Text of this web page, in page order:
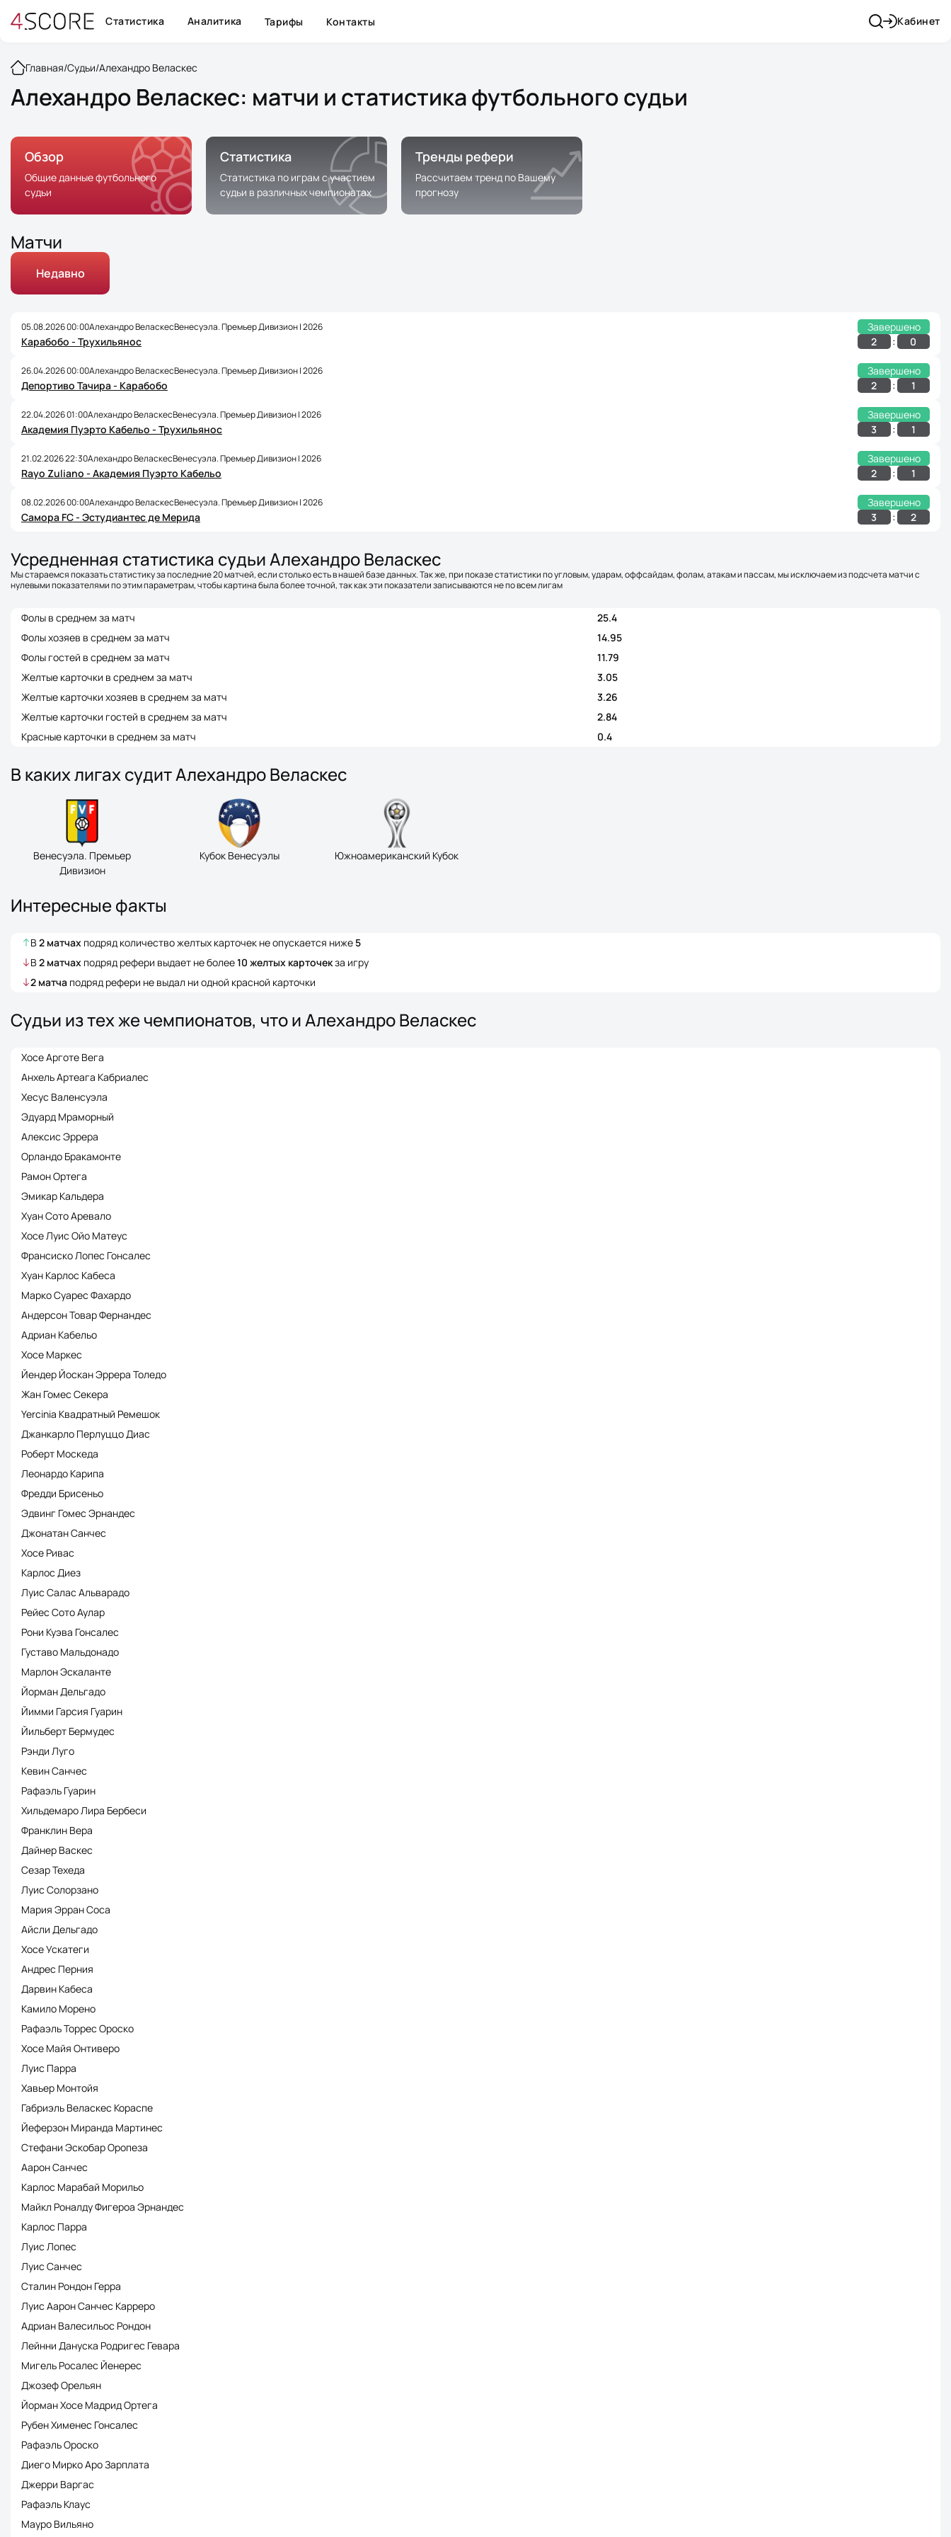
Статистика Аналитика Тарифы Контакты Кабинет
Главная/Судьи/Алехандро Веласкес
Алехандро Веласкес: матчи и статистика футбольного судьи
Обзор
Общие данные футбольного
судьи
Статистика
Статистика по играм с участием
судьи в различных чемпионатах
Тренды рефери
Рассчитаем тренд по Вашему
прогнозу
Матчи
Недавно
05.08.2026 00:00Алехандро ВеласкесВенесуэла. Премьер Дивизион | 2026
Завершено
Карабобо - Трухильянос
2 : 0
26.04.2026 00:00Алехандро ВеласкесВенесуэла. Премьер Дивизион | 2026
Завершено
Депортиво Тачира - Карабобо
2 : 1
22.04.2026 01:00Алехандро ВеласкесВенесуэла. Премьер Дивизион | 2026
Завершено
Академия Пуэрто Кабельо - Трухильянос
3 : 1
21.02.2026 22:30Алехандро ВеласкесВенесуэла. Премьер Дивизион | 2026
Завершено
Rayo Zuliano - Академия Пуэрто Кабельо
2 : 1
08.02.2026 00:00Алехандро ВеласкесВенесуэла. Премьер Дивизион | 2026
Завершено
Самора FC - Эстудиантес де Мерида
3 : 2
Усредненная статистика судьи Алехандро Веласкес
Мы стараемся показать статистику за последние 20 матчей, если столько есть в нашей базе данных. Так же, при показе статистики по угловым, ударам, оффсайдам, фолам, атакам и пассам, мы исключаем из подсчета матчи с
нулевыми показателями по этим параметрам, чтобы картина была более точной, так как эти показатели записываются не по всем лигам
Фолы в среднем за матч
25.4
Фолы хозяев в среднем за матч
14.95
Фолы гостей в среднем за матч
11.79
Желтые карточки в среднем за матч
3.05
Желтые карточки хозяев в среднем за матч
3.26
Желтые карточки гостей в среднем за матч
2.84
Красные карточки в среднем за матч
0.4
В каких лигах судит Алехандро Веласкес
Венесуэла. Премьер
Дивизион
Кубок Венесуэлы Южноамериканский Кубок
Интересные факты
В2 матчах подряд количество желтых карточек не опускается ниже 5
В2 матчах подряд рефери выдает не более10 желтых карточекза игру
2 матча подряд рефери не выдал ни одной красной карточки
Судьи из тех же чемпионатов, что и Алехандро Веласкес
Хосе Арготе Вега
Анхель Артеага Кабриалес
Хесус Валенсуэла
Эдуард Мраморный
Алексис Эррера
Орландо Бракамонте
Рамон Ортега
Эмикар Кальдера
Хуан Сото Аревало
Хосе Луис Ойо Матеус
Франсиско Лопес Гонсалес
Хуан Карлос Кабеса
Марко Суарес Фахардо
Андерсон Товар Фернандес
Адриан Кабельо
Хосе Маркес
Йендер Йоскан Эррера Толедо
Жан Гомес Секера
Yercinia Квадратный Ремешок
Джанкарло Перлуццо Диас
Роберт Москеда
Леонардо Карипа
Фредди Брисеньо
Эдвинг Гомес Эрнандес
Джонатан Санчес
Хосе Ривас
Карлос Диез
Луис Салас Альварадо
Рейес Сото Аулар
Рони Куэва Гонсалес
Густаво Мальдонадо
Марлон Эскаланте
Йорман Дельгадо
Йимми Гарсия Гуарин
Йильберт Бермудес
Рэнди Луго
Кевин Санчес
Рафаэль Гуарин
Хильдемаро Лира Бербеси
Франклин Вера
Дайнер Васкес
Сезар Техеда
Луис Солорзано
Мария Эрран Соса
Айсли Дельгадо
Хосе Ускатеги
Андрес Перния
Дарвин Кабеса
Камило Морено
Рафаэль Торрес Ороско
Хосе Майя Онтиверо
Луис Парра
Хавьер Монтойя
Габриэль Веласкес Кораспе
Йеферзон Миранда Мартинес
Стефани Эскобар Оропеза
Аарон Санчес
Карлос Марабай Морильо
Майкл Роналду Фигероа Эрнандес
Карлос Парра
Луис Лопес
Луис Санчес
Сталин Рондон Герра
Луис Аарон Санчес Карреро
Адриан Валесильос Рондон
Лейнни Дануска Родригес Гевара
Мигель Росалес Йенерес
Джозеф Орельян
Йорман Хосе Мадрид Ортега
Рубен Хименес Гонсалес
Рафаэль Ороско
Диего Мирко Аро Зарплата
Джерри Варгас
Рафаэль Клаус
Мауро Вильяно